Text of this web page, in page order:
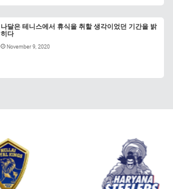
나달은 테니스에서 휴식을 취할 생각이었던 기간을 밝
히다
November 9, 2020